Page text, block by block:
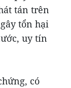
tán trên
tổn hại
uy tín
có